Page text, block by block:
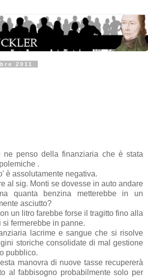
2011
ne penso della finanziaria che è stata
.
è assolutamente negativa.
al sig. Monti se dovesse in auto andare
quanta benzina metterebbe in un
asciutto?
un litro farebbe forse il tragitto fino alla
fermerebbe in panne.
lacrime e sangue che si risolve
storiche consolidate di mal gestione
pubblico.
manovra di nuove tasse recupererà
al fabbisogno probabilmente solo per